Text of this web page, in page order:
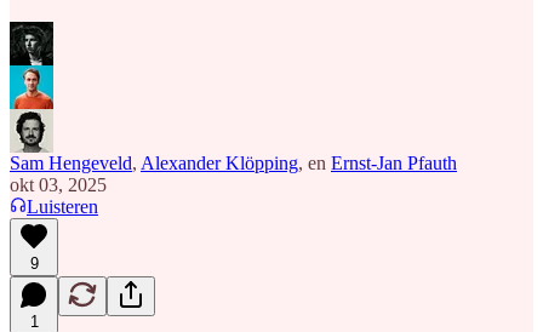
Sam Hengeveld, Alexander Klöpping, en Ernst-Jan Pfauth
okt 03, 2025
Luisteren
9
1